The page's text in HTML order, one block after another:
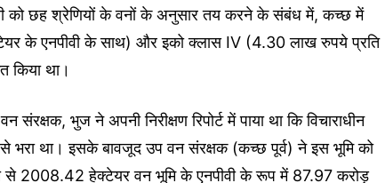
को छह श्रेणियों के वनों के अनुसार तय करने के संबंध में, कच्छ में
के एनपीवी के साथ) और इको क्लास IV (4.30 लाख रुपये प्रति
किया था।
संरक्षक, भुज ने अपनी निरीक्षण रिपोर्ट में पाया था कि विचाराधीन
से भरा था। इसके बावजूद उप वन संरक्षक (कच्छ पूर्व) ने इस भूमि को
से 2008.42 हेक्टेयर वन भूमि के एनपीवी के रूप में 87.97 करोड़